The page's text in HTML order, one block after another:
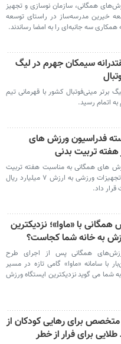
همگانی، سازمان نوسازی و تجهیز
خیرین مدرسه‌ساز در راستای توسعه
سه‌ جانبه‌ای را به امضا رساندند.
سیمکان جهرم در لیگ
برتر مینی‌فوتبال کشور با قهرمانی تیم
اتمام رسید.
فدراسیون ورزش های
تربیت بدنی
های همگانی به مناسبت هفته تربیت
بدنی البسه و تجهیزات ورزشی به ارزش ۷ میلیارد ریال
قرار داد.
با «ماوا»؛ نزدیکترین
به خانه شما کجاست؟
همگانی پس از اجرای طرح
با سامانه «ماوا» گامی تازه در مسیر
شما می گوید نزدیکترین ایستگاه ورزش
برای رهایی کودکان از
برای فرار از خطر